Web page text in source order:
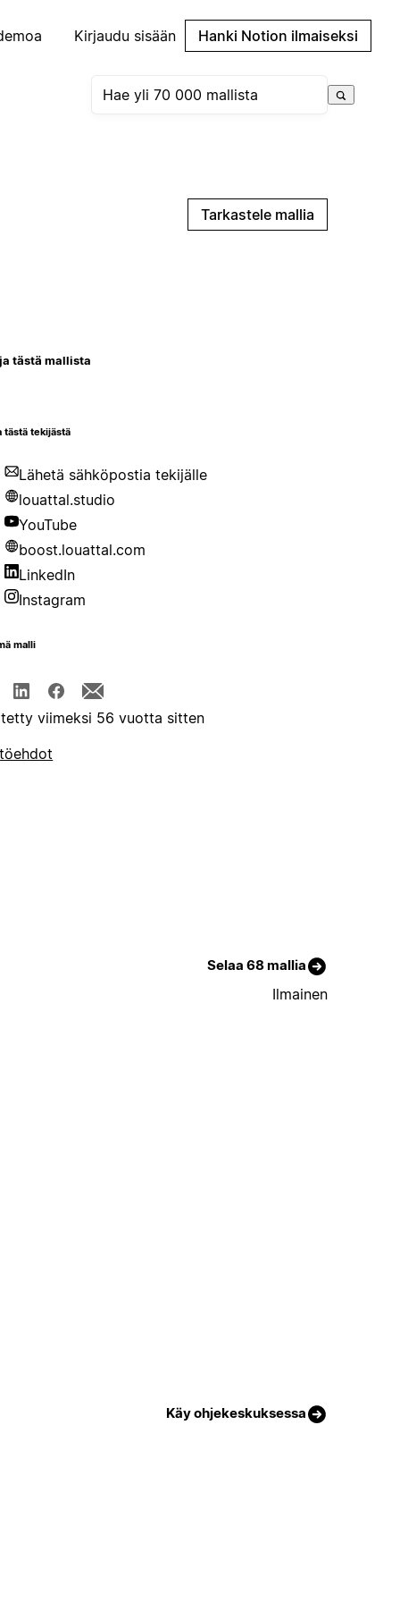
Kirjaudu sisään Hanki Notion ilmaiseksi
Tarkastele mallia
tästä mallista
tästä tekijästä
Lähetä sähköpostia tekijälle
louattal.studio
YouTube
boost.louattal.com
LinkedIn
Instagram
malli
viimeksi 56 vuotta sitten
Selaa 68 mallia
Ilmainen
Käy ohjekeskuksessa